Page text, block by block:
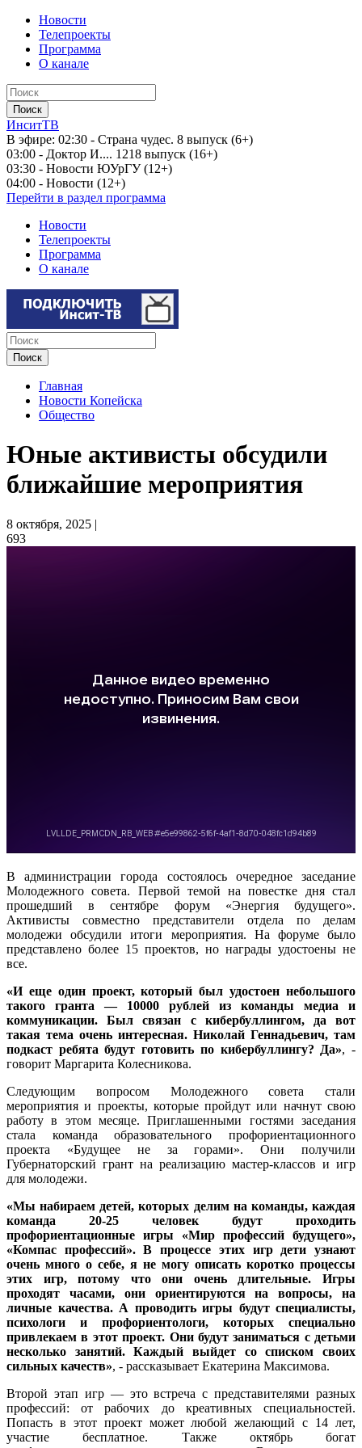
Новости
Телепроекты
Программа
О канале
ИнситТВ
В эфире: 02:30 - Страна чудес. 8 выпуск (6+)
03:00 - Доктор И.... 1218 выпуск (16+)
03:30 - Новости ЮУрГУ (12+)
04:00 - Новости (12+)
Перейти в раздел программа
Новости
Телепроекты
Программа
О канале
Главная
Новости Копейска
Общество
Юные активисты обсудили
ближайшие мероприятия
8 октября, 2025 |
693
В администрации города состоялось очередное заседание
Молодежного совета. Первой темой на повестке дня стал
прошедший в сентябре форум «Энергия будущего».
Активисты совместно представители отдела по делам
молодежи обсудили итоги мероприятия. На форуме было
представлено более 15 проектов, но награды удостоены не
все.
«И еще один проект, который был удостоен небольшого
такого гранта — 10000 рублей из команды медиа и
коммуникации. Был связан с кибербуллингом, да вот
такая тема очень интересная. Николай Геннадьевич, там
подкаст ребята будут готовить по кибербуллингу? Да», -
говорит Маргарита Колесникова.
Следующим вопросом Молодежного совета стали
мероприятия и проекты, которые пройдут или начнут свою
работу в этом месяце. Приглашенными гостями заседания
стала команда образовательного профориентационного
проекта «Будущее не за горами». Они получили
Губернаторский грант на реализацию мастер-классов и игр
для молодежи.
«Мы набираем детей, которых делим на команды, каждая
команда 20-25 человек будут проходить
профориентационные игры «Мир профессий будущего»,
«Компас профессий». В процессе этих игр дети узнают
очень много о себе, я не могу описать коротко процессы
этих игр, потому что они очень длительные. Игры
проходят часами, они ориентируются на вопросы, на
личные качества. А проводить игры будут специалисты,
психологи и профориентологи, которых специально
привлекаем в этот проект. Они будут заниматься с детьми
несколько занятий. Каждый выйдет со списком своих
сильных качеств», - рассказывает Екатерина Максимова.
Второй этап игр — это встреча с представителями разных
профессий: от рабочих до креативных специальностей.
Попасть в этот проект может любой желающий с 14 лет,
участие бесплатное. Также октябрь богат